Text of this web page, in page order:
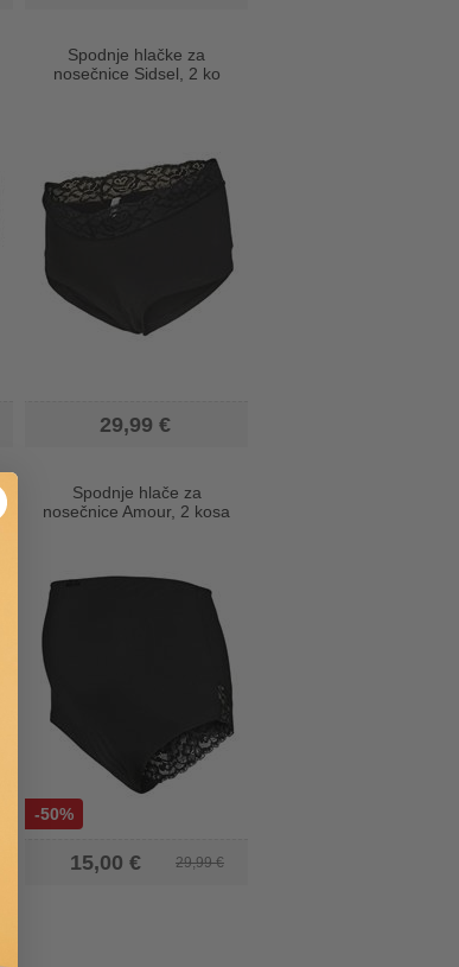
Spodnje hlačke za
nosečnice Sidsel, 2 ko
29,99 €
-50%
Spodnje hlače za
nosečnice Amour, 2 kosa
29,99 €
15,00 €